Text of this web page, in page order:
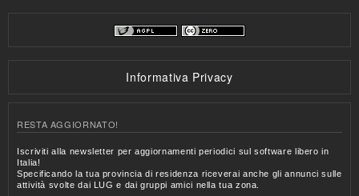
Informativa Privacy
RESTA AGGIORNATO!